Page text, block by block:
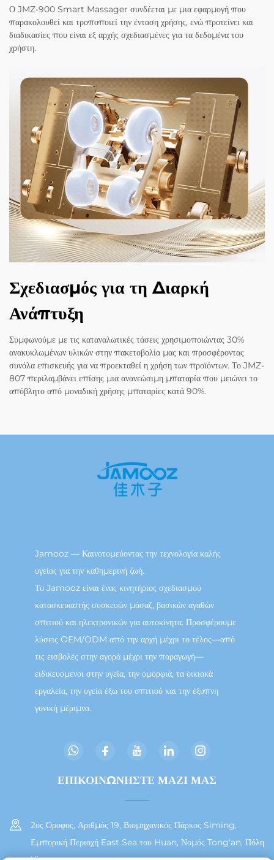
Ο JMZ-900 Smart Massager συνδέεται με μια εφαρμογή που
παρακολουθεί και τροποποιεί την ένταση χρήσης, ενώ προτείνει και
διαδικασίες που είναι εξ αρχής σχεδιασμένες για τα δεδομένα του
χρήστη.
Σχεδιασμός για τη Διαρκή
Ανάπτυξη
Συμφωνούμε με τις καταναλωτικές τάσεις χρησιμοποιώντας 30%
ανακυκλωμένων υλικών στην πακετοβολία μας και προσφέροντας
συνόλα επισκευής για να προεκταθεί η χρήση των προϊόντων. Το JMZ-
807 περιλαμβάνει επίσης μια ανανεώσιμη μπαταρία που μειώνει το
απόβλητο από μοναδική χρήσης μπαταρίες κατά 90%.
Jamooz — Καινοτομεύοντας την τεχνολογία καλής
υγείας για την καθημερινή ζωή.
Το Jamooz είναι ένας κινητήριος σχεδιασμού
κατασκευαστής συσκευών μάσαζ, βασικών αγαθών
σπιτιού και ηλεκτρονικών για αυτοκίνητα. Προσφέρουμε
λύσεις OEM/ODM από την αρχή μέχρι το τέλος—από
τις εισβολές στην αγορά μέχρι την παραγωγή—
ειδικευόμενοι στην υγεία, την ομορφιά, τα οικιακά
εργαλεία, την υγεία έξω του σπιτιού και την έξυπνη
γονική μέριμνα.
ΕΠΙΚΟΙΝΩΝΗΣΤΕ ΜΑΖΙ ΜΑΣ
2ος Όροφος, Αριθμός 19, Βιομηχανικός Πάρκος Siming,
Εμπορική Περιοχή East Sea του Huan, Νομός Tong'an, Πόλη